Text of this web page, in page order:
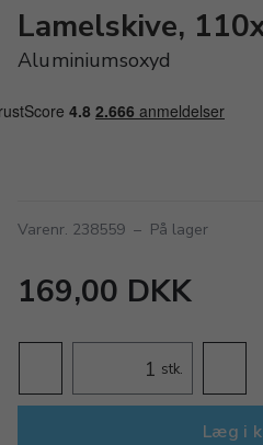
Lamelskive,
Aluminiumsoxyd
Varenr. 238559 – På lager
169,00 DKK
stk.
Læg i